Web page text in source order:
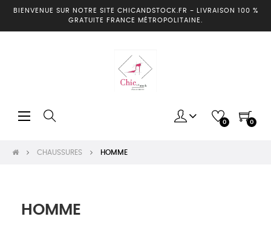
BIENVENUE SUR NOTRE SITE CHICANDSTOCK.FR -
LIVRAISON 100 %
GRATUITE FRANCE MÉTROPOLITAINE.
Basculer
☰ 0 0
CHAUSSURES HOMME
HOMME